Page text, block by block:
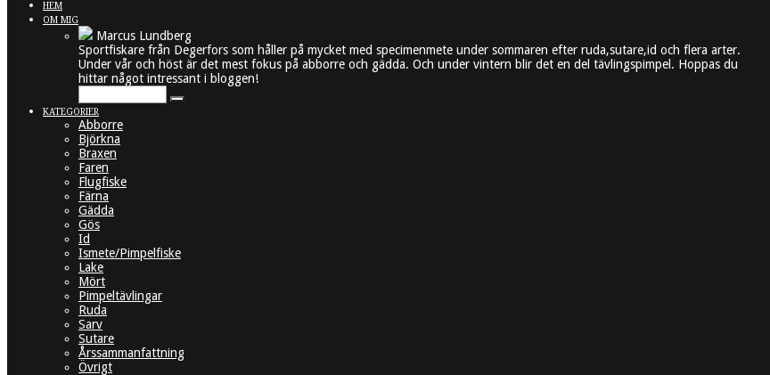
HEM
OM MIG
Marcus Lundberg
Sportfiskare från Degerfors som håller på mycket med specimenmete under sommaren efter ruda,sutare,id och flera arter.
Under vår och höst är det mest fokus på abborre och gädda. Och under vintern blir det en del tävlingspimpel. Hoppas du
hittar något intressant i bloggen!
KATEGORIER
Abborre
Björkna
Braxen
Faren
Flugfiske
Färna
Gädda
Gös
Id
Ismete/Pimpelfiske
Lake
Mört
Pimpeltävlingar
Ruda
Sarv
Sutare
Årssammanfattning
Övrigt